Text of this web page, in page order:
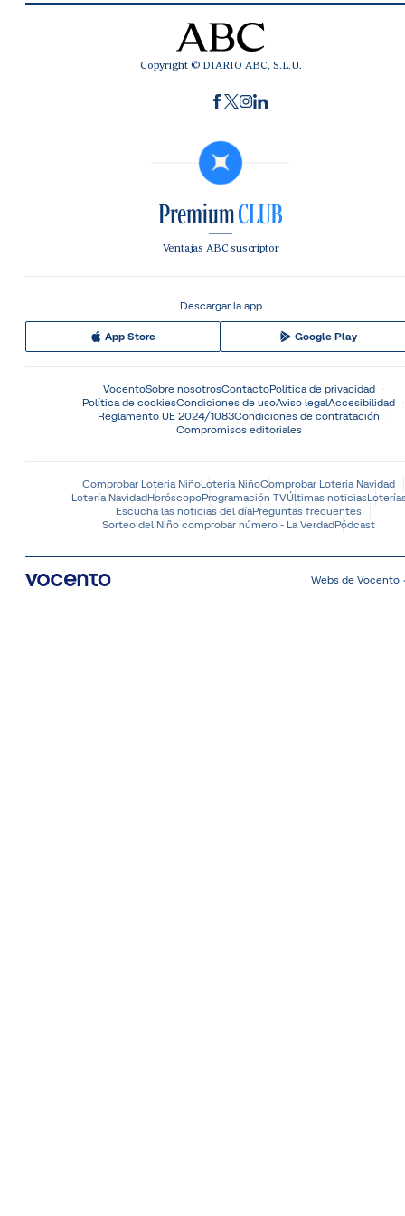
Copyright © DIARIO ABC, S.L.U.
Ventajas ABC suscriptor
Descargar la app
App Store Google Play
VocentoSobre nosotrosContactoPolítica de privacidad
Política de cookiesCondiciones de usoAviso legalAccesibilidad
Reglamento UE 2024/1083Condiciones de contratación
Compromisos editoriales
Comprobar Lotería NiñoLotería NiñoComprobar Lotería Navidad
Lotería NavidadHoróscopoProgramación TVÚltimas noticias
Escucha las noticias del díaPreguntas frecuentes
Sorteo del Niño comprobar número - La VerdadPódcast
Webs de Vocento